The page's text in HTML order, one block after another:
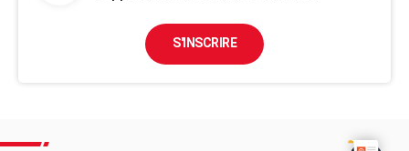
S'INSCRIRE